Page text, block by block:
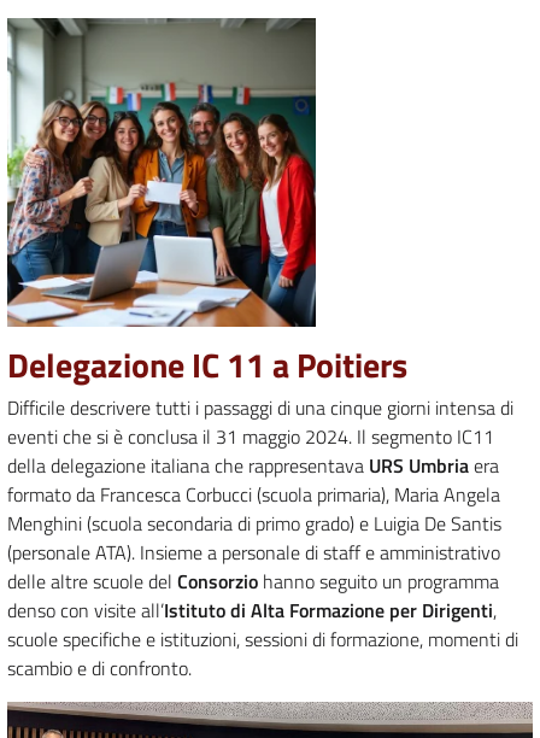
Delegazione IC 11 a Poitiers
Difficile descrivere tutti i passaggi di una cinque giorni intensa di
eventi che si è conclusa il 31 maggio 2024. Il segmento IC11
della delegazione italiana che rappresentava URS Umbriaera
formato da Francesca Corbucci (scuola primaria), Maria Angela
Menghini (scuola secondaria di primo grado) e Luigia De Santis
(personale ATA). Insieme a personale di staff e amministrativo
delle altre scuole del Consorzio hanno seguito un programma
denso con visite all’Istituto di Alta Formazione per Dirigenti,
scuole specifiche e istituzioni, sessioni di formazione, momenti di
scambio e di confronto.